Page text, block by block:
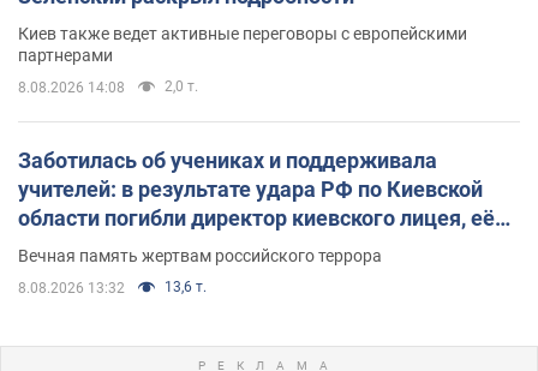
Киев также ведет активные переговоры с европейскими
партнерами
8.08.2026 14:08 2,0 т.
Заботилась об учениках и поддерживала
учителей: в результате удара РФ по Киевской
области погибли директор киевского лицея, её
муж и внук
Вечная память жертвам российского террора
8.08.2026 13:32 13,6 т.